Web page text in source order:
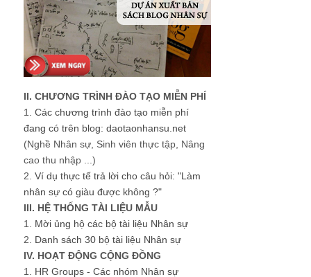
II. CHƯƠNG TRÌNH ĐÀO TẠO MIỄN PHÍ
1. Các chương trình đào tạo miễn phí
đang có trên blog: daotaonhansu.net
(Nghề Nhân sự, Sinh viên thực tập, Nâng
cao thu nhập ...)
2. Ví dụ thực tế trả lời cho câu hỏi: "Làm
nhân sự có giàu được không ?"
III. HỆ THỐNG TÀI LIỆU MẪU
1. Mời ủng hộ các bộ tài liệu Nhân sự
2. Danh sách 30 bộ tài liệu Nhân sự
IV. HOẠT ĐỘNG CỘNG ĐỒNG
1. HR Groups - Các nhóm Nhân sự